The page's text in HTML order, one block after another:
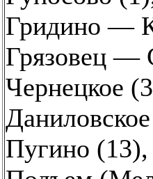
Гридино —
Грязовец
Чернецкое
Пугино (13)